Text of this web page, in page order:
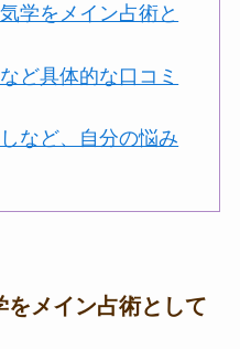
学をメイン占術と
ど具体的な口コミ
など、自分の悩み
をメイン占術として